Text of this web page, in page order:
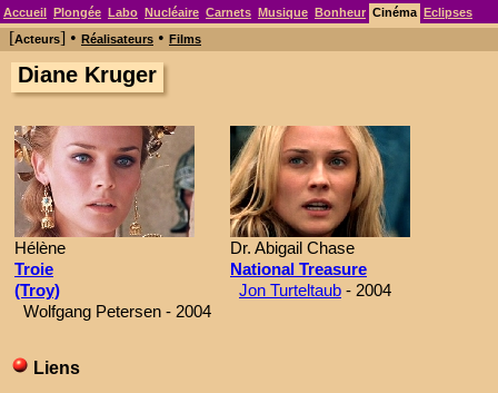
Accueil Plongée Labo Nucléaire Carnets Musique Bonheur Cinéma Eclipses
[Acteurs] • Réalisateurs • Films
Diane Kruger
Hélène
Troie
(Troy)
Wolfgang Petersen - 2004
Dr. Abigail Chase
National Treasure
Jon Turteltaub - 2004
Liens